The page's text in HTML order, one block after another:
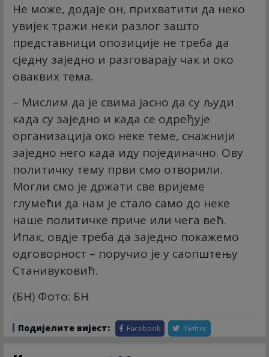
Не може, додаје он, прихватити да неко
увијек тражи неки разлог зашто
представници опозиције не треба да
сједну заједно и разговарају чак и око
оваквих тема.
– Мислим да је свима јасно да су људи
када су заједно и када се одређује
организација око неке теме, снажнији
заједно него када иду појединачно. Ову
политичку тему први смо отворили.
Могли смо је држати све вријеме
глумећи да нам је стало само до неке
наше политичке приче или чега већ.
Ипак, овдје треба да заједно покажемо
одговорност – поручио је у саопштењу
Станивуковић.
(БН) Фото: БН
Подијелите вијест: Facebook Twitter